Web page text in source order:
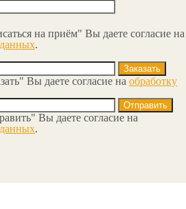
на приём" Вы даете согласие на
.
Вы даете согласие на обработку
Вы даете согласие на
.